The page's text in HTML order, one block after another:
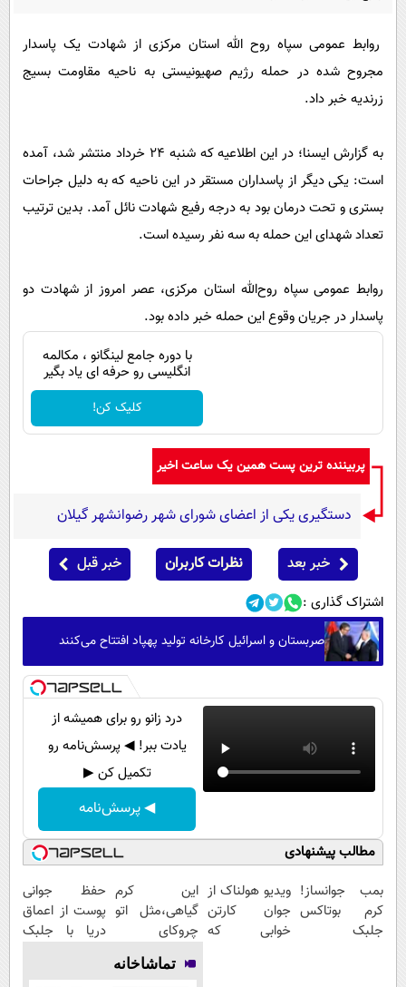
فناوری
گوناگون
سلامت
فرهنگی
بین الملل
حیات وحش
روانشناسی
آشپزی
روابط عمومی سپاه روح الله استان مرکزی از شهادت یک پاسدار
مجروح شده در حمله رژیم صهیونیستی به ناحیه مقاومت بسیج
زرندیه خبر داد.
به گزارش ایسنا؛ در این اطلاعیه که شنبه ۲۴ خرداد منتشر شد، آمده
است: یکی دیگر از پاسداران مستقر در این ناحیه که به دلیل جراحات
بستری و تحت درمان بود به درجه رفیع شهادت نائل آمد. بدین ترتیب
تعداد شهدای این حمله به سه نفر رسیده است.
روابط عمومی سپاه روح‌الله استان مرکزی، عصر امروز از شهادت دو
پاسدار در جریان وقوع این حمله خبر داده بود.
با دوره جامع لینگانو ، مکالمه
انگلیسی رو حرفه ای یاد بگیر
کلیک کن!
پربیننده ترین پست همین یک ساعت اخیر
دستگیری یکی از اعضای شورای شهر رضوانشهر گیلان
خبر بعد نظرات کاربران خبر قبل
اشتراک گذاری :
صربستان و اسرائیل کارخانه تولید پهپاد افتتاح می‌کنند
درد زانو رو برای همیشه از
یادت ببر! ◀ پرسش‌نامه رو
تکمیل کن ▶
◀ پرسش‌نامه
مطالب پیشنهادی
بمب جوانساز!
کرم بوتاکس
جلبک
ویدیو هولناک از
جوان کارتن
خوابی که
این کرم
گیاهی،مثل اتو
چروکای
پوستتوصاف
میکنه!50%تخفیف
حفظ جوانی
پوست از اعماق
دریا با جلبک
تماشاخانه